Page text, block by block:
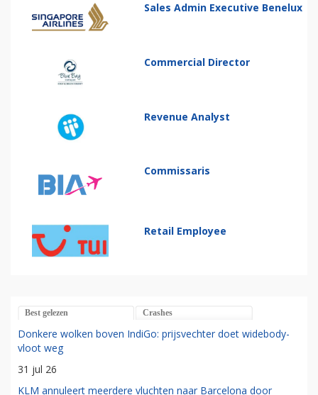
Sales Admin Executive Benelux
Commercial Director
Revenue Analyst
Commissaris
Retail Employee
Best gelezen Crashes
Donkere wolken boven IndiGo: prijsvechter doet widebody-
vloot weg
31 jul 26
KLM annuleert meerdere vluchten naar Barcelona door